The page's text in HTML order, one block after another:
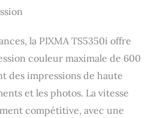
coût CANON :
performante conçue
pour garantir des
qualité et un excellent
rapport qualité-prix à
chaque impression
la PIXMA TS5350i offre
couleur maximale de 600
des impressions de haute
et les photos. La vitesse
compétitive, avec une